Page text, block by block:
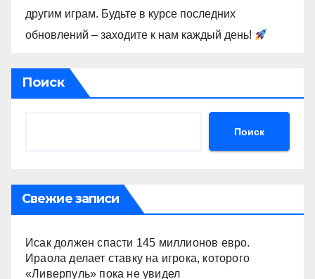
другим играм. Будьте в курсе последних
обновлений – заходите к нам каждый день!
Поиск
Поиск
Свежие записи
Исак должен спасти 145 миллионов евро.
Ираола делает ставку на игрока, которого
«Ливерпуль» пока не увидел